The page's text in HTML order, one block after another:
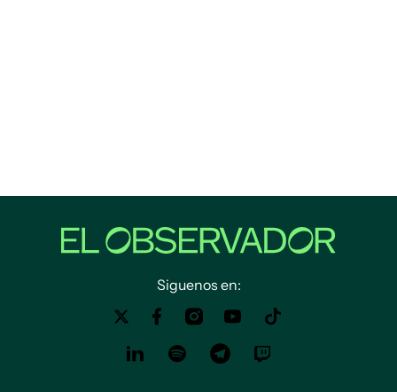
Siguenos en: